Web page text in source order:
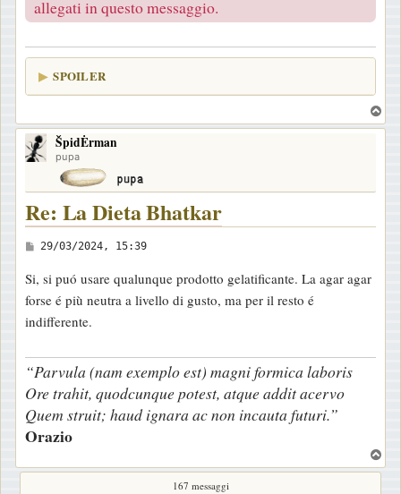
i
o
allegati in questo messaggio.
SPOILER
o
ŠpidĖrman
pupa
Re: La Dieta Bhatkar
M
s
s
a
g
i
o
29/03/2024, 15:39
Si, si puó usare qualunque prodotto gelatificante. La agar agar
forse é più neutra a livello di gusto, ma per il resto é
indifferente.
“Parvula (nam exemplo est) magni formica laboris
Ore trahit, quodcunque potest, atque addit acervo
Quem struit; haud ignara ac non incauta futuri.”
Orazio
o
167 messaggi